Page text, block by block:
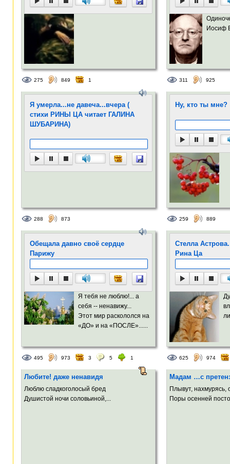
275 849 1
Иосиф
311 925
Я умерла...не давеча...вчера (
стихи РИНЫ ЦА читает ГАЛИНА
ШУБАРИНА)
288 873
Ну, кто ты мне?
259 889
Обещала давно своё сердце
Парижу
Я тебя не люблю!... а
себя -- ненавижу...
Этот мир раскололся на
«ДО» и на «ПОСЛЕ»......
495 973 3 5 1
Стелла
Рина Ца
625 974
Любите! даже ненавидя
Люблю сладкоголосый бред
Душистой ночи соловьиной,...
Мадам …с
Плывут, нахмурясь,
Поры осенней